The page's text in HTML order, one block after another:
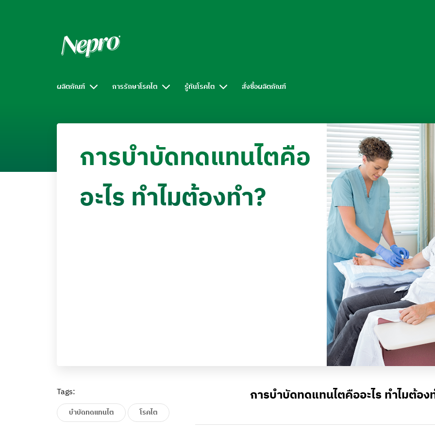
ผลิตภัณฑ์ การรักษาโรคไต รู้ทันโรคไต สั่งซื้อผลิตภัณฑ์
การบำบัดทดแทนไตคือ
อะไร ทำไมต้องทำ?
Tags:
บำบัดทดแทนไต โรคไต
การบำบัดทดแทนไตคืออะไร ทำไมต้อง